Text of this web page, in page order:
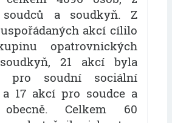
a soudkyň. Z
akcí cílilo
opatrovnických
21 akcí byla
pro soudní sociální
17 akcí pro soudce a
obecně. Celkem 60